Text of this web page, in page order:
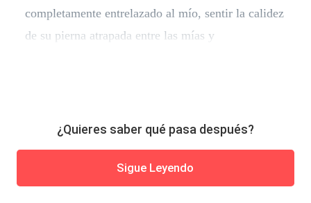
completamente entrelazado al mío, sentir la calidez
de su pierna atrapada entre las mías y
¿Quieres saber qué pasa después?
Sigue Leyendo